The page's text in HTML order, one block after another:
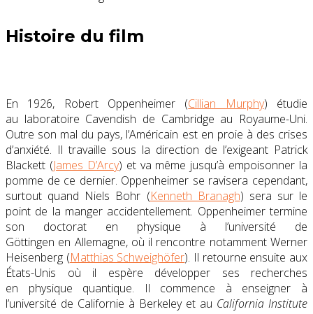
Histoire du film
En 1926, Robert Oppenheimer (Cillian Murphy) étudie
au laboratoire Cavendish de Cambridge au Royaume-Uni.
Outre son mal du pays, l’Américain est en proie à des crises
d’anxiété. Il travaille sous la direction de l’exigeant Patrick
Blackett (James D’Arcy) et va même jusqu’à empoisonner la
pomme de ce dernier. Oppenheimer se ravisera cependant,
surtout quand Niels Bohr (Kenneth Branagh) sera sur le
point de la manger accidentellement. Oppenheimer termine
son doctorat en physique à l’université de
Göttingen en Allemagne, où il rencontre notamment Werner
Heisenberg (Matthias Schweighöfer). Il retourne ensuite aux
États-Unis où il espère développer ses recherches
en physique quantique. Il commence à enseigner à
l’université de Californie à Berkeley et au California Institute